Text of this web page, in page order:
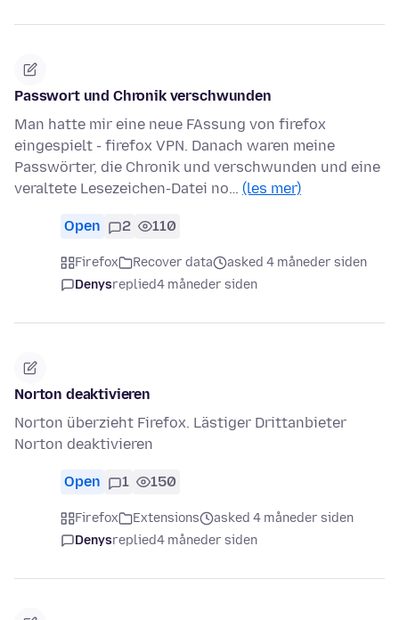
Passwort und Chronik verschwunden
Man hatte mir eine neue FAssung von firefox
eingespielt - firefox VPN. Danach waren meine
Passwörter, die Chronik und verschwunden und eine
veraltete Lesezeichen-Datei no… (les mer)
Open 2 110
Firefox Recover data
asked 4 måneder siden
Denysreplied4 måneder siden
Norton deaktivieren
Norton überzieht Firefox. Lästiger Drittanbieter
Norton deaktivieren
Open 1 150
Firefox Extensions
asked 4 måneder siden
Denysreplied4 måneder siden